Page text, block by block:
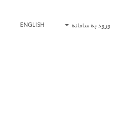
ورود به سامانه ENGLISH